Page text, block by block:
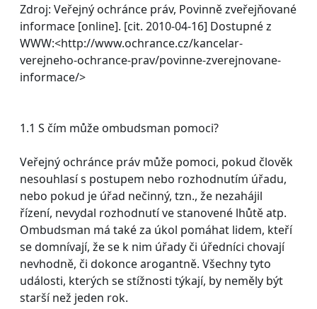
Zdroj: Veřejný ochránce práv, Povinně zveřejňované
informace [online]. [cit. 2010-04-16] Dostupné z
WWW:<http://www.ochrance.cz/kancelar-
verejneho-ochrance-prav/povinne-zverejnovane-
informace/>
1.1 S čím může ombudsman pomoci?
Veřejný ochránce práv může pomoci, pokud člověk
nesouhlasí s postupem nebo rozhodnutím úřadu,
nebo pokud je úřad nečinný, tzn., že nezahájil
řízení, nevydal rozhodnutí ve stanovené lhůtě atp.
Ombudsman má také za úkol pomáhat lidem, kteří
se domnívají, že se k nim úřady či úředníci chovají
nevhodně, či dokonce arogantně. Všechny tyto
události, kterých se stížnosti týkají, by neměly být
starší než jeden rok.